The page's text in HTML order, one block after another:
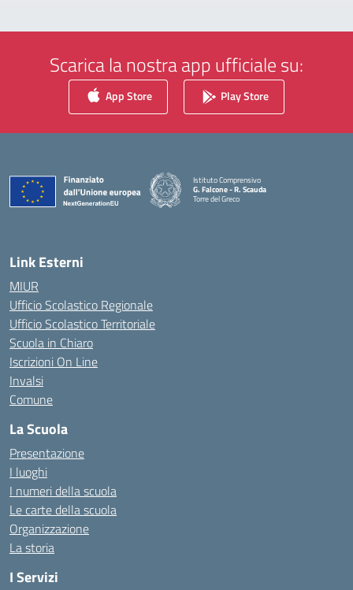
Scarica la nostra app ufficiale su:
App Store Play Store
Istituto Comprensivo
G. Falcone - R. Scauda
Torre del Greco
Link Esterni
MIUR
Ufficio Scolastico Regionale
Ufficio Scolastico Territoriale
Scuola in Chiaro
Iscrizioni On Line
Invalsi
Comune
La Scuola
Presentazione
I luoghi
I numeri della scuola
Le carte della scuola
Organizzazione
La storia
I Servizi